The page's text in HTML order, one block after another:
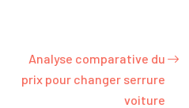
Analyse comparative du
prix pour changer serrure
voiture